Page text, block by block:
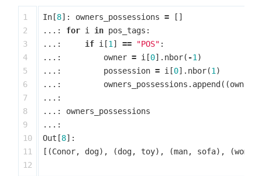
1
2
3
4
5
6
7
8
9
10
11
In [8]: owners_possessions =
[]
...:
for i in pos_tags :
...:
if i [1 ] == "POS" :
...:
owner = i [0]. nbor( -1 )
...:
possession = i [0]. nbor(1 )
...:
owners_possessions . append ((owner
...:
...:
owners_possessions
...:
Out [8]:
[(Conor, dog), (dog, toy), (man, sofa), (woman